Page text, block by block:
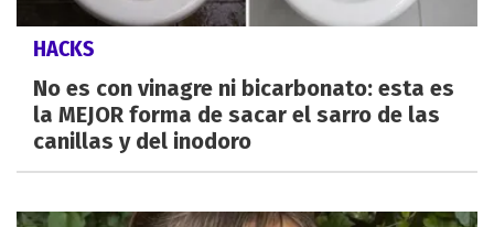
HACKS
No es con vinagre ni bicarbonato: esta es
la MEJOR forma de sacar el sarro de las
canillas y del inodoro